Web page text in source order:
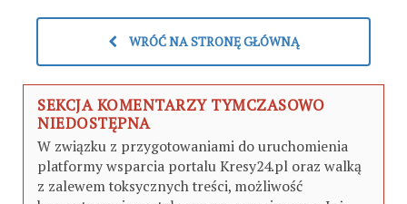
WRÓĆ NA STRONĘ GŁÓWNĄ
SEKCJA KOMENTARZY TYMCZASOWO
NIEDOSTĘPNA
W związku z przygotowaniami do uruchomienia
platformy wsparcia portalu Kresy24.pl oraz walką
z zalewem toksycznych treści, możliwość